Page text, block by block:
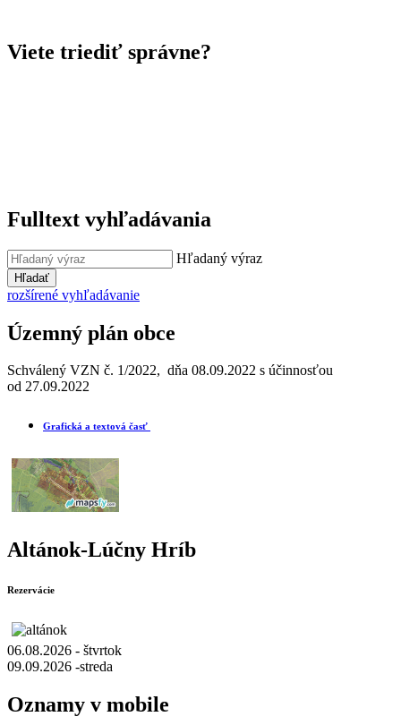
Viete triediť správne?
Fulltext vyhľadávania
Hľadaný výraz
Hľadať
rozšírené vyhľadávanie
Územný plán obce
Schválený VZN č. 1/2022, dňa 08.09.2022 s účinnosťou
od 27.09.2022
Grafická a textová časť
Altánok-Lúčny Hríb
Rezervácie
06.08.2026 - štvrtok
09.09.2026 -streda
Oznamy v mobile